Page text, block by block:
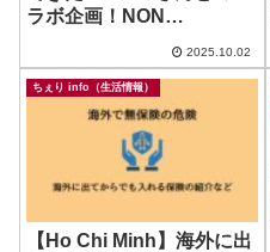
ラボ企画！NON
2025.10.02
ちぇり info（生活情報）
【Ho Chi Minh】海外に出